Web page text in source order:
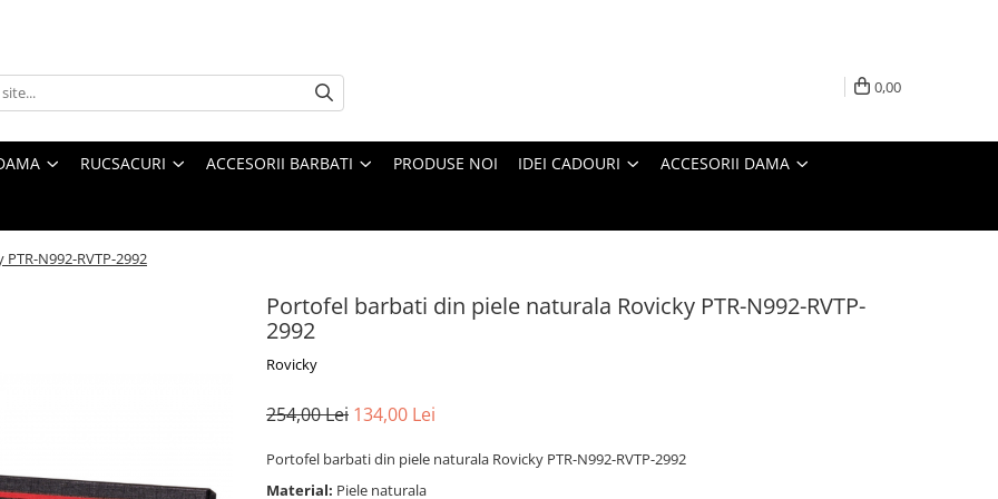
0,00
RUCSACURI ACCESORII BARBATI PRODUSE NOI IDEI CADOURI ACCESORII DAMA
N992-RVTP-2992
Portofel barbati din piele naturala Rovicky PTR-N992-RVTP-
2992
Rovicky
254,00 Lei 134,00 Lei
Portofel barbati din piele naturala Rovicky PTR-N992-RVTP-2992
Material: Piele naturala